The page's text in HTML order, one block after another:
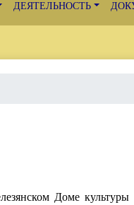
ДЕЯТЕЛЬНОСТЬ
Доме культуры